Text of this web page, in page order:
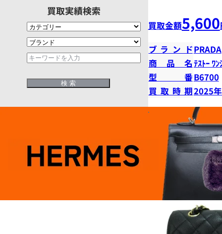
買取実績検索
買取金額5,600
ブランドPRADA
商品名ﾃｽﾄｰ ﾜﾝ
型番B6700
買取時期2025